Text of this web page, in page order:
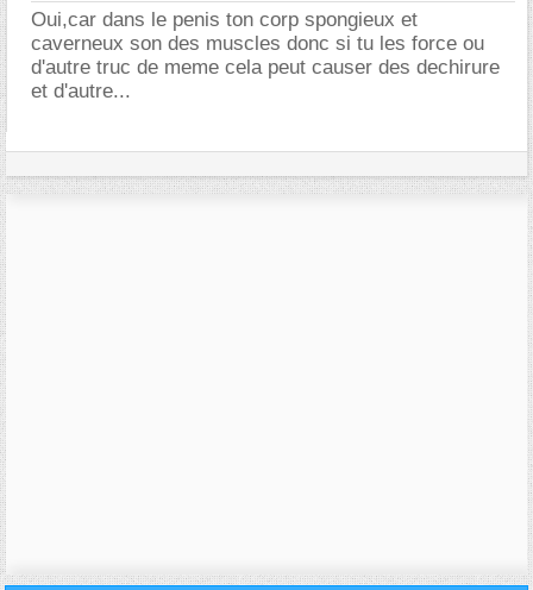
Oui,car dans le penis ton corp spongieux et
caverneux son des muscles donc si tu les force ou
d'autre truc de meme cela peut causer des dechirure
et d'autre...